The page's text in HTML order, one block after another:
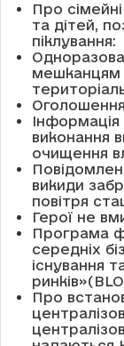
Про
та дітей,
піклування:
мешканцям
виконання
очищення
викиди
повітря
Герої не
Програма
середніх
існування
Про